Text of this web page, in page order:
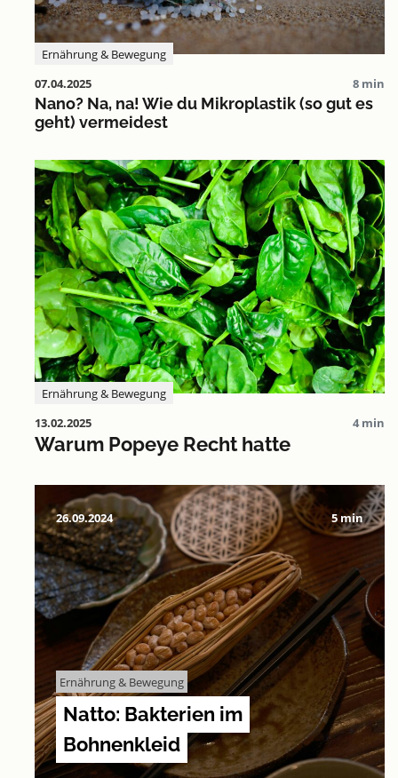
Ernährung & Bewegung
07.04.2025
8 min
Nano? Na, na! Wie du Mikroplastik (so gut es
geht) vermeidest
Ernährung & Bewegung
13.02.2025
4 min
Warum Popeye Recht hatte
26.09.2024 5 min
Ernährung & Bewegung
Natto: Bakterien im
Bohnenkleid